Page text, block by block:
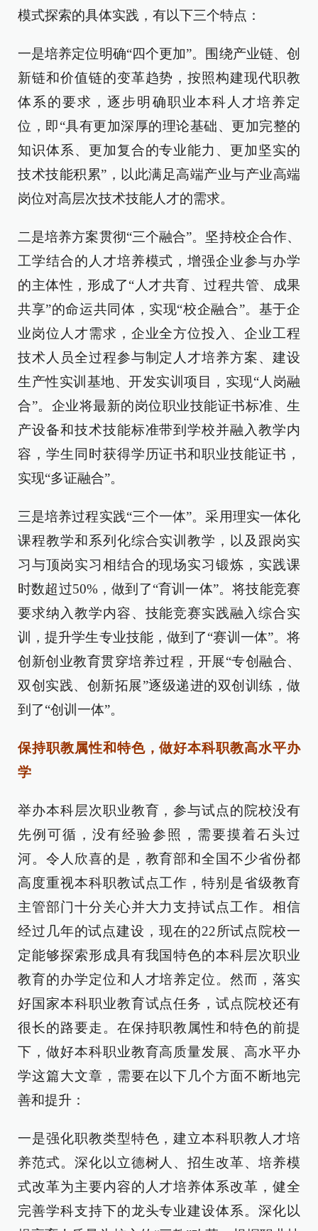
模式探索的具体实践，有以下三个特点：
一是培养定位明确“四个更加”。围绕产业链、创
新链和价值链的变革趋势，按照构建现代职教
体系的要求，逐步明确职业本科人才培养定
位，即“具有更加深厚的理论基础、更加完整的
知识体系、更加复合的专业能力、更加坚实的
技术技能积累”，以此满足高端产业与产业高端
岗位对高层次技术技能人才的需求。
二是培养方案贯彻“三个融合”。坚持校企合作、
工学结合的人才培养模式，增强企业参与办学
的主体性，形成了“人才共育、过程共管、成果
共享”的命运共同体，实现“校企融合”。基于企
业岗位人才需求，企业全方位投入、企业工程
技术人员全过程参与制定人才培养方案、建设
生产性实训基地、开发实训项目，实现“人岗融
合”。企业将最新的岗位职业技能证书标准、生
产设备和技术技能标准带到学校并融入教学内
容，学生同时获得学历证书和职业技能证书，
实现“多证融合”。
三是培养过程实践“三个一体”。采用理实一体化
课程教学和系列化综合实训教学，以及跟岗实
习与顶岗实习相结合的现场实习锻炼，实践课
时数超过50%，做到了“育训一体”。将技能竞赛
要求纳入教学内容、技能竞赛实践融入综合实
训，提升学生专业技能，做到了“赛训一体”。将
创新创业教育贯穿培养过程，开展“专创融合、
双创实践、创新拓展”逐级递进的双创训练，做
到了“创训一体”。
保持职教属性和特色，做好本科职教高水平办
学
举办本科层次职业教育，参与试点的院校没有
先例可循，没有经验参照，需要摸着石头过
河。令人欣喜的是，教育部和全国不少省份都
高度重视本科职教试点工作，特别是省级教育
主管部门十分关心并大力支持试点工作。相信
经过几年的试点建设，现在的22所试点院校一
定能够探索形成具有我国特色的本科层次职业
教育的办学定位和人才培养定位。然而，落实
好国家本科职业教育试点任务，试点院校还有
很长的路要走。在保持职教属性和特色的前提
下，做好本科职业教育高质量发展、高水平办
学这篇大文章，需要在以下几个方面不断地完
善和提升：
一是强化职教类型特色，建立本科职教人才培
养范式。深化以立德树人、招生改革、培养模
式改革为主要内容的人才培养体系改革，健全
完善学科支持下的龙头专业建设体系。深化以